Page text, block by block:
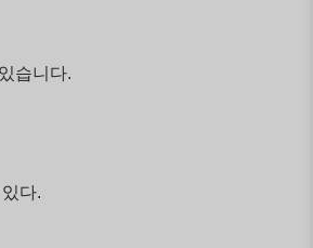
습니다.
다.